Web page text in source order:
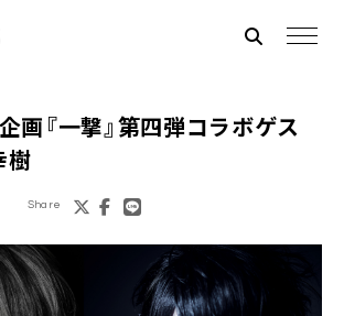
画『一撃』第四弾コラボゲス
樹
Share